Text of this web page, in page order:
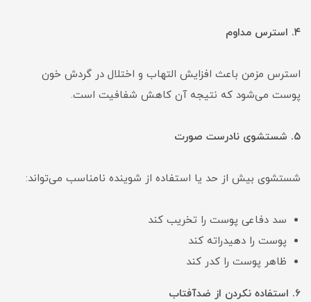
۴. استرس مداوم
استرس مزمن باعث افزایش التهاب و اختلال در گردش خون
پوست می‌شود که نتیجه آن کاهش شفافیت است.
۵. شستشوی نادرست صورت
شستشوی بیش از حد یا استفاده از شوینده نامناسب می‌تواند:
سد دفاعی پوست را تخریب کند
پوست را دهیدراته کند
ظاهر پوست را کدر کند
۶. استفاده نکردن از ضدآفتاب